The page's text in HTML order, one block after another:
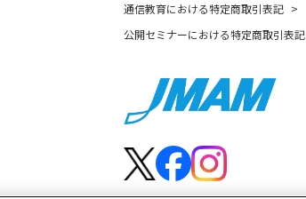
通信教育における特定商取引表記
公開セミナーにおける特定商取引表記